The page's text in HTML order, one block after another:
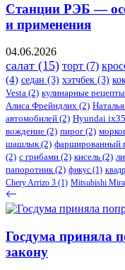
Станции РЭБ —
и применения
04.06.2026
салат (15) торт (7)
(4) седан (3) хэтчбек (3)
Vesta (2) кулинарные рецепты
Алиса Фрейндлих (2)
автомобилей (2) ​Hyundai ix35
вождение (2) пирог (2)
шашлык(2) фаршированный
(2) с грибами (2) кисель (2)
папоротник(2) фикус (1)
Chery Arrizo 3 (1) Mitsubishi
Госдума приняла
закону